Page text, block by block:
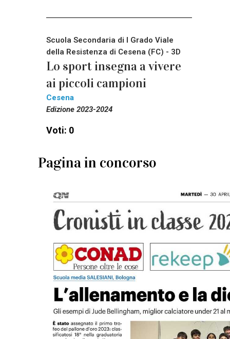
Scuola Secondaria di I Grado Viale
della Resistenza di Cesena (FC) - 3D
Lo sport insegna a vivere
ai piccoli campioni
Cesena
Edizione 2023-2024
Voti: 0
Pagina in concorso